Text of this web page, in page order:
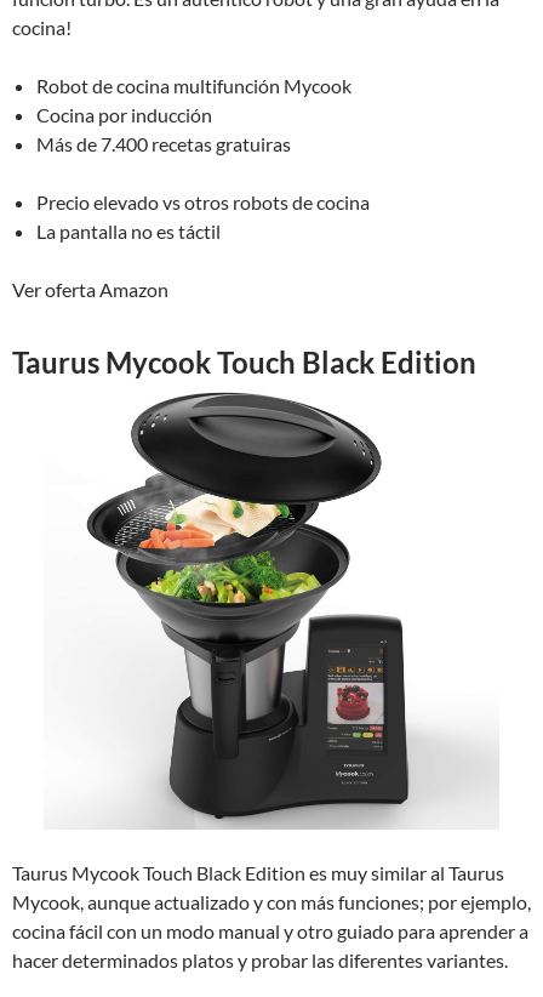
cocina!
Robot de cocina multifunción Mycook
Cocina por inducción
Más de 7.400 recetas gratuiras
Precio elevado vs otros robots de cocina
La pantalla no es táctil
Ver oferta Amazon
Taurus Mycook Touch Black Edition
Taurus Mycook Touch Black Edition es muy similar al Taurus
Mycook, aunque actualizado y con más funciones; por ejemplo,
cocina fácil con un modo manual y otro guiado para aprender a
hacer determinados platos y probar las diferentes variantes.